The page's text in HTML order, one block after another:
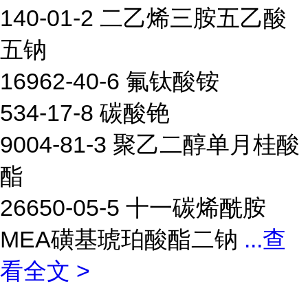
140-01-2 二乙烯三胺五乙酸
五钠
16962-40-6 氟钛酸铵
534-17-8 碳酸铯
9004-81-3 聚乙二醇单月桂酸
酯
26650-05-5 十一碳烯酰胺
MEA磺基琥珀酸酯二钠 ...查
看全文 >